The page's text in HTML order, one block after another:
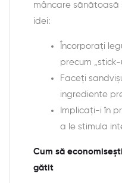
mâncare
idei:
Încorporați
precum
Faceți
ingrediente
Implicați-i în
a le stimula
Cum să
gătit